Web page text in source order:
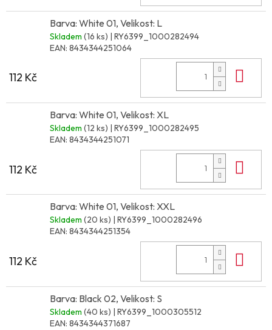
Barva: White 01, Velikost: L
Skladem (16 ks) | RY6399_1000282494
EAN: 8434344251064
112 Kč
Barva: White 01, Velikost: XL
Skladem (12 ks) | RY6399_1000282495
EAN: 8434344251071
112 Kč
Barva: White 01, Velikost: XXL
Skladem (20 ks) | RY6399_1000282496
EAN: 8434344251354
112 Kč
Barva: Black 02, Velikost: S
Skladem (40 ks) | RY6399_1000305512
EAN: 8434344371687